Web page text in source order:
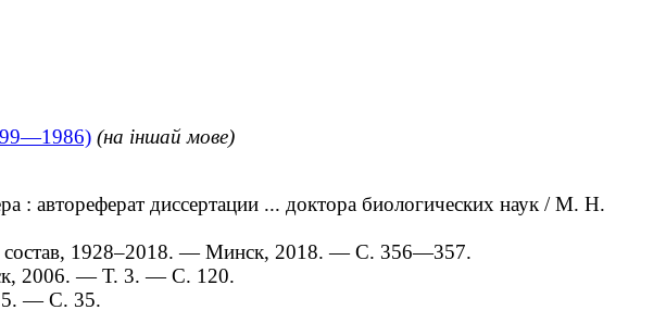
(на іншай мове)
: автореферат диссертации ... доктора биологических наук / М. Н.
состав, 1928–2018. — Минск, 2018. — С. 356—357.
2006. — Т. 3. — С. 120.
5. — С. 35.